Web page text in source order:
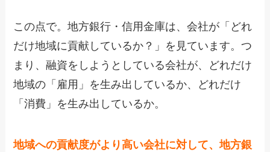
この点で。地方銀行・信用金庫は、会社が「どれ
だけ地域に貢献しているか？」を見ています。つ
まり、融資をしようとしている会社が、どれだけ
地域の「雇用」を生み出しているか、どれだけ
「消費」を生み出しているか。
地域への貢献度がより高い会社に対して、地方銀